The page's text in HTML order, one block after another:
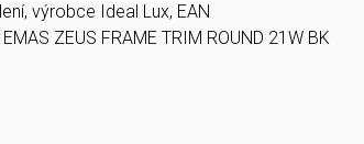
výrobce Ideal Lux, EAN
ZEUS FRAME TRIM ROUND 21W BK